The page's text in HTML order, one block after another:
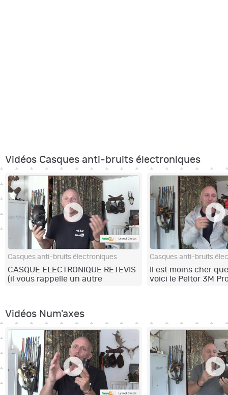
Vidéos Casques anti-bruits électroniques
Casques anti-bruits électroniques
CASQUE ELECTRONIQUE RETEVIS
(il vous rappelle un autre
Casques anti-bruits
Il est moins cher
voici le Peltor 3M
Vidéos Num'axes